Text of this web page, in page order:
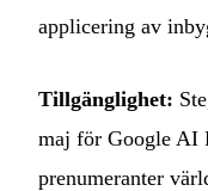
applicering av
Tillgänglighet:
maj för Google AI
prenumeranter